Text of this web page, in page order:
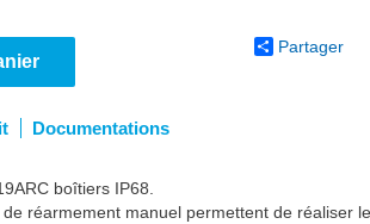
Partager
Documentations
boîtiers IP68.
réarmement manuel permettent de réaliser